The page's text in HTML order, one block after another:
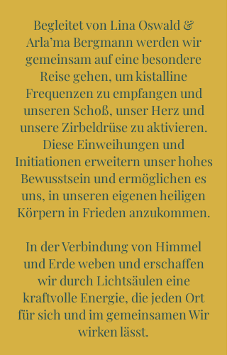
Begleitet von Lina Oswald &
Arla’ma Bergmann werden wir
gemeinsam auf eine besondere
Reise gehen, um kistalline
Frequenzen zu empfangen und
unseren Schoß, unser Herz und
unsere Zirbeldrüse zu aktivieren.
Diese Einweihungen und
Initiationen erweitern unser hohes
Bewusstsein und ermöglichen es
uns, in unseren eigenen heiligen
Körpern in Frieden anzukommen.
In der Verbindung von Himmel
und Erde weben und erschaffen
wir durch Lichtsäulen eine
kraftvolle Energie, die jeden Ort
für sich und im gemeinsamen Wir
wirken lässt.